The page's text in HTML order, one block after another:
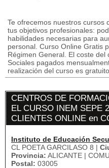
Te ofrecemos nuestros cursos
tus objetivos profesionales:
habilidades necesarias para
personal. Curso Online Gratis
Régimen General. El coste
Sociales pagados
realización del curso es
CENTROS DE
EL CURSO INEM SEPE
CLIENTES ONLINE en
Instituto de Educación
CL POETA GARCILASO 8 |
Provincia: ALICANTE |
Postal: 03005